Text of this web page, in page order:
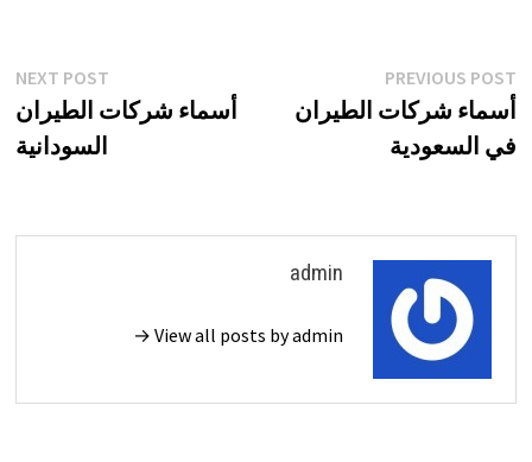
تصفّح
المقالات
PREVIOUS POST
Previous
post:
أسماء شركات الطيران
في السعودية
NEXT POST
أسماء شركات الطيران
السودانية
admin
View all posts by admin →